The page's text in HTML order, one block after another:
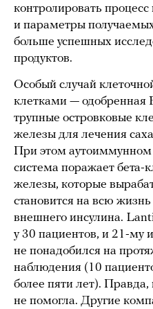
контролировать процесс
и параметры
больше успешных
продуктов.
Особый случай
клетками — одобренная
трупные островковые
железы для лечения
При этом
система поражает бета-
железы, которые
становится на всю
внешнего инсулина.
у 30 пациентов, и 21-му
не понадобился на
наблюдения (10
более пяти лет).
не помогла. Другие